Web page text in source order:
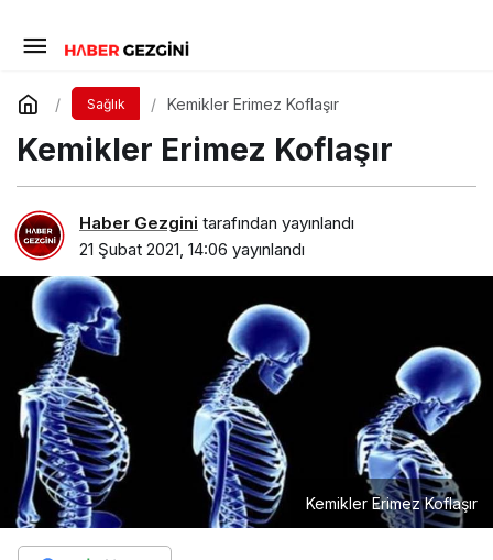
Sağlık Kemikler Erimez Koflaşır
Kemikler Erimez Koflaşır
Haber Gezgini tarafından yayınlandı
21 Şubat 2021, 14:06 yayınlandı
Kemikler Erimez Koflaşır